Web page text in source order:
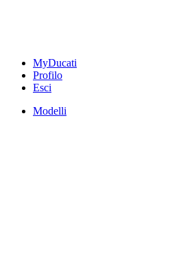
MyDucati
Profilo
Esci
Modelli